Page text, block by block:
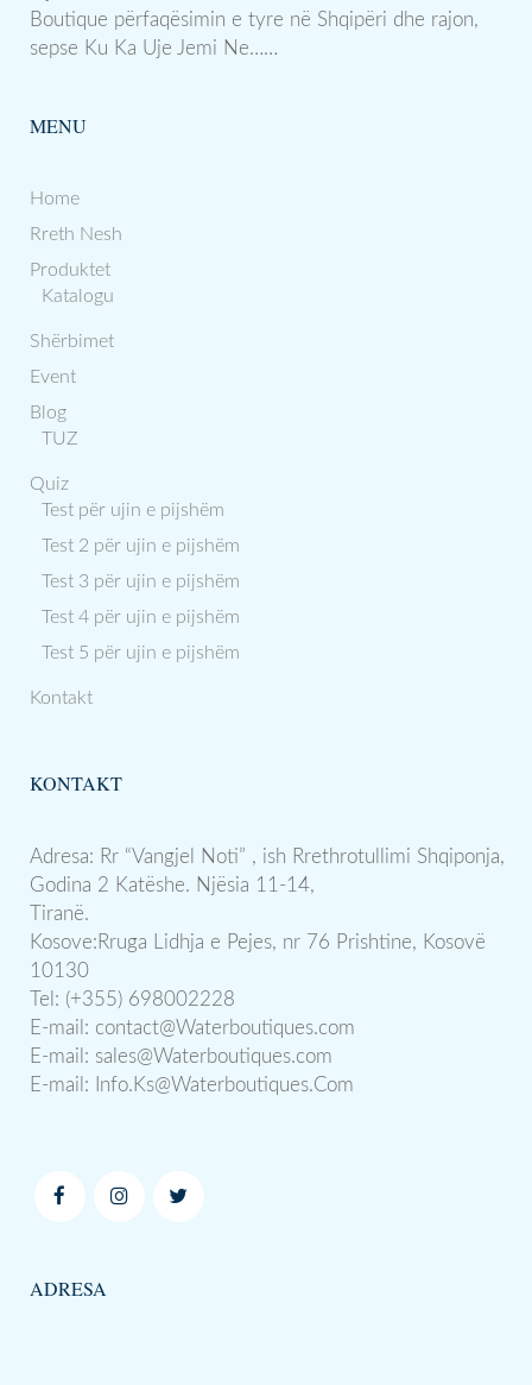
Boutique përfaqësimin e tyre në Shqipëri dhe rajon,
sepse Ku Ka Uje Jemi Ne……
MENU
Home
Rreth Nesh
Produktet
Katalogu
Shërbimet
Event
Blog
TUZ
Quiz
Test për ujin e pijshëm
Test 2 për ujin e pijshëm
Test 3 për ujin e pijshëm
Test 4 për ujin e pijshëm
Test 5 për ujin e pijshëm
Kontakt
KONTAKT
Adresa: Rr “Vangjel Noti” , ish Rrethrotullimi Shqiponja,
Godina 2 Katëshe. Njësia 11-14,
Tiranë.
Kosove:Rruga Lidhja e Pejes, nr 76 Prishtine, Kosovë
10130
Tel: (+355) 698002228
E-mail: contact@Waterboutiques.com
E-mail: sales@Waterboutiques.com
E-mail:
Info.Ks@Waterboutiques.Com
ADRESA